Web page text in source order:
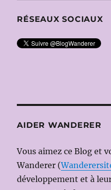
RÉSEAUX SOCIAUX
AIDER WANDERER
Vous aimez ce Blog et
Wanderer (
développement et à